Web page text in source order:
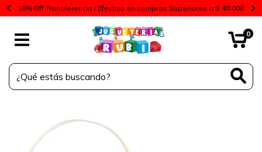
15% Off Transferencia / Efectivo en compras Superiores a $ 40.000
0